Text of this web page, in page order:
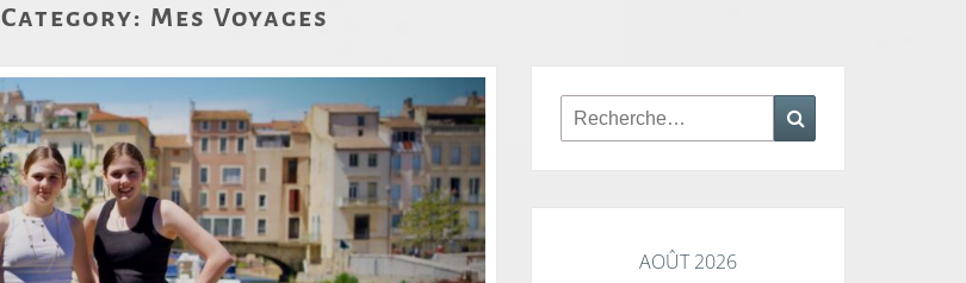
Category: Mes Voyages
Rechercher :
AOÛT 2026